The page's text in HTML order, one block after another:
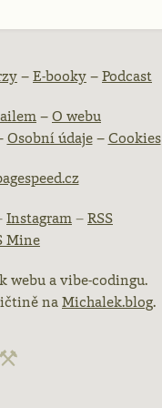
–E-booky–Podcast
–O webu
Osobní údaje–Cookies
Instagram–RSS
Mine
webu a vibe-codingu.
naMichalek.blog.